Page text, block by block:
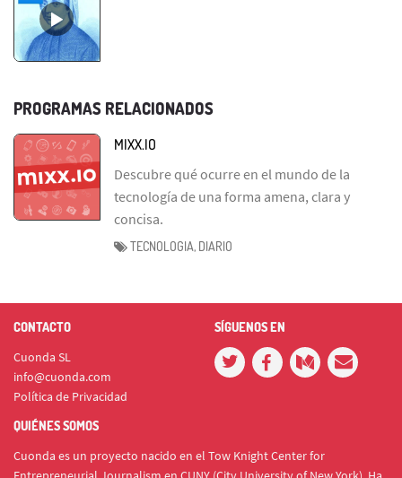
PROGRAMAS RELACIONADOS
MIXX.IO
Descubre qué ocurre en el mundo de la
tecnología de una forma amena, clara y
concisa.
TECNOLOGIA, DIARIO
CONTACTO
Cuonda SL
info@cuonda.com
Política de Privacidad
SÍGUENOS EN
QUIÉNES SOMOS
Cuonda es un proyecto nacido en el Tow Knight Center for